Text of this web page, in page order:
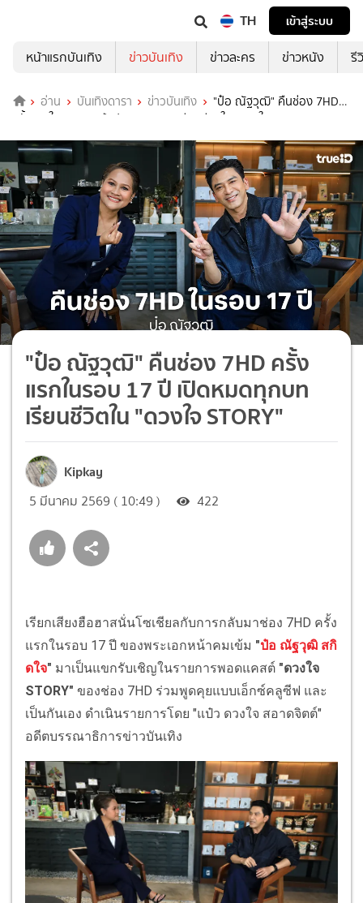
TH
เข้าสู่ระบบ
หน้าแรกบันเทิง
ข่าวบันเทิง ข่าวละคร ข่าวหนัง รี
อ่าน บันเทิงดารา ข่าวบันเทิง
"ป๋อ ณัฐวุฒิ" คืนช่อง 7HD
ครั้งแรกในรอบ 17 ปี เปิดหมดทุกบทเรียนชีวิตใน "ดวงใจ STORY"
"ป๋อ ณัฐวุฒิ" คืนช่อง 7HD ครั้ง
แรกในรอบ 17 ปี เปิดหมดทุกบท
เรียนชีวิตใน "ดวงใจ STORY"
Kipkay
5 มีนาคม 2569 ( 10:49 ) 422
เรียกเสียงฮือฮาสนั่นโซเชียลกับการกลับมาช่อง 7HD ครั้ง
แรกในรอบ 17 ปี ของพระเอกหน้าคมเข้ม "ป๋อ ณัฐวุฒิ สกิ
ดใจ" มาเป็นแขกรับเชิญในรายการพอดแคสต์ "ดวงใจ
STORY" ของช่อง 7HD ร่วมพูดคุยแบบเอ็กซ์คลูซีฟ และ
เป็นกันเอง ดำเนินรายการโดย "แป๋ว ดวงใจ สอาดจิตต์"
อดีตบรรณาธิการข่าวบันเทิง